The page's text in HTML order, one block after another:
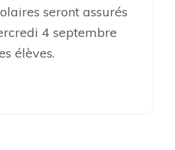
seront assurés
4 septembre
élèves.